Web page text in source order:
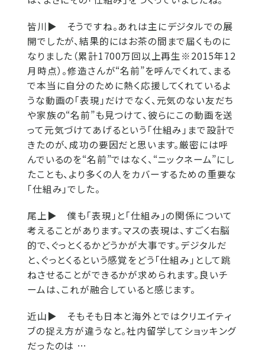
皆川▶ そうですね。あれは主にデジタルでの展
開でしたが、結果的にはお茶の間まで届くものに
なりました（累計1700万回以上再生※2015年12
月時点）。修造さんが“名前”を呼んでくれて、まる
で本当に自分のために熱く応援してくれているよ
うな動画の「表現」だけでなく、元気のない友だち
や家族の“名前”も見つけて、彼らにこの動画を送
って元気づけてあげるという「仕組み」まで設計で
きたのが、成功の要因だと思います。厳密には呼
んでいるのを“名前”ではなく、“ニックネーム”にし
たことも、より多くの人をカバーするための重要な
「仕組み」でした。
尾上▶ 僕も「表現」と「仕組み」の関係について
考えることがあります。マスの表現は、すごく右脳
的で、ぐっとくるかどうかが大事です。デジタルだ
と、ぐっとくるという感覚をどう「仕組み」として跳
ねさせることができるかが求められます。良いチ
ームは、これが融合していると感じます。
近山▶ そもそも日本と海外とではクリエイティ
ブの捉え方が違うなと。社内留学してショッキング
だったのは …